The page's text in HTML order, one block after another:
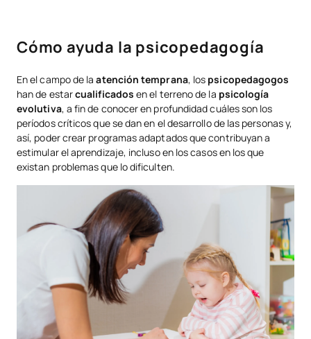
Cómo ayuda la psicopedagogía
En el campo de laatención temprana, los psicopedagogos
han de estarcualificadosen el terreno de la psicología
evolutiva, a fin de conocer en profundidad cuáles son los
períodos críticos que se dan en el desarrollo de las personas y,
así, poder crear programas adaptados que contribuyan a
estimular el aprendizaje, incluso en los casos en los que
existan problemas que lo dificulten.